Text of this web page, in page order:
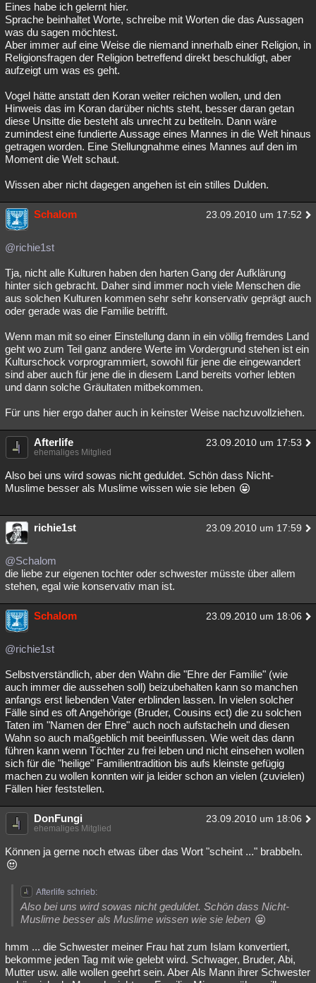
Eines habe ich gelernt hier.
Sprache beinhaltet Worte, schreibe mit Worten die das Aussagen
was du sagen möchtest.
Aber immer auf eine Weise die niemand innerhalb einer Religion, in
Religionsfragen der Religion betreffend direkt beschuldigt, aber
aufzeigt um was es geht.
Vogel hätte anstatt den Koran weiter reichen wollen, und den
Hinweis das im Koran darüber nichts steht, besser daran getan
diese Unsitte die besteht als unrecht zu betiteln. Dann wäre
zumindest eine fundierte Aussage eines Mannes in die Welt hinaus
getragen worden. Eine Stellungnahme eines Mannes auf den im
Moment die Welt schaut.
Wissen aber nicht dagegen angehen ist ein stilles Dulden.
Schalom 23.09.2010 um 17:52
@richie1st
Tja, nicht alle Kulturen haben den harten Gang der Aufklärung
hinter sich gebracht. Daher sind immer noch viele Menschen die
aus solchen Kulturen kommen sehr sehr konservativ geprägt auch
oder gerade was die Familie betrifft.
Wenn man mit so einer Einstellung dann in ein völlig fremdes Land
geht wo zum Teil ganz andere Werte im Vordergrund stehen ist ein
Kulturschock vorprogrammiert, sowohl für jene die eingewandert
sind aber auch für jene die in diesem Land bereits vorher lebten
und dann solche Gräultaten mitbekommen.
Für uns hier ergo daher auch in keinster Weise nachzuvollziehen.
Afterlife 23.09.2010 um 17:53
ehemaliges Mitglied
Also bei uns wird sowas nicht geduldet. Schön dass Nicht-
Muslime besser als Muslime wissen wie sie leben
richie1st 23.09.2010 um 17:59
@Schalom
die liebe zur eigenen tochter oder schwester müsste über allem
stehen, egal wie konservativ man ist.
Schalom 23.09.2010 um 18:06
@richie1st
Selbstverständlich, aber den Wahn die "Ehre der Familie" (wie
auch immer die aussehen soll) beizubehalten kann so manchen
anfangs erst liebenden Vater erblinden lassen. In vielen solcher
Fälle sind es oft Angehörige (Bruder, Cousins ect) die zu solchen
Taten im "Namen der Ehre" auch noch aufstacheln und diesen
Wahn so auch maßgeblich mit beeinflussen. Wie weit das dann
führen kann wenn Töchter zu frei leben und nicht einsehen wollen
sich für die "heilige" Familientradition bis aufs kleinste gefügig
machen zu wollen konnten wir ja leider schon an vielen (zuvielen)
Fällen hier feststellen.
DonFungi 23.09.2010 um 18:06
ehemaliges Mitglied
Können ja gerne noch etwas über das Wort "scheint ..." brabbeln.
Afterlife schrieb:
Also bei uns wird sowas nicht geduldet. Schön dass Nicht-
Muslime besser als Muslime wissen wie sie leben
hmm ... die Schwester meiner Frau hat zum Islam konvertiert,
bekomme jeden Tag mit wie gelebt wird. Schwager, Bruder, Abi,
Mutter usw. alle wollen geehrt sein. Aber Als Mann ihrer Schwester